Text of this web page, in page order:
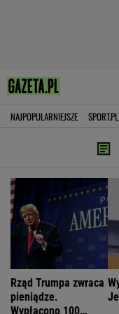
NAJPOPULARNIEJSZE SPORT.PL
Rząd Trumpa zwraca
pieniądze.
Wypłacono 100